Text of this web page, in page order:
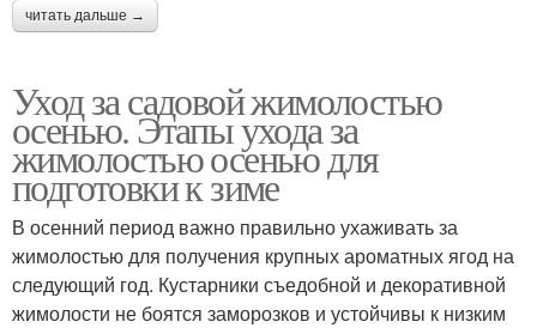
читать дальше →
Уход за садовой жимолостью
осенью. Этапы ухода за
жимолостью осенью для
подготовки к зиме
В осенний период важно правильно ухаживать за
жимолостью для получения крупных ароматных ягод на
следующий год. Кустарники съедобной и декоративной
жимолости не боятся заморозков и устойчивы к низким